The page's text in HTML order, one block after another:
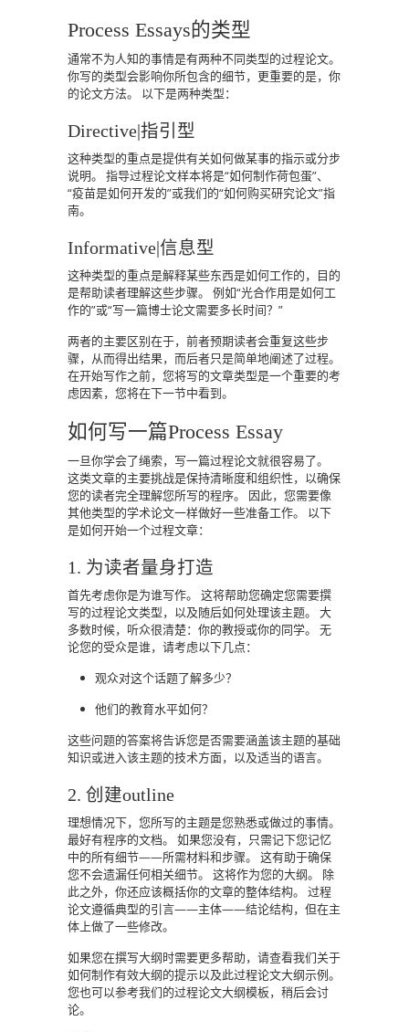
Process Essays的类型
通常不为人知的事情是有两种不同类型的过程论文。
你写的类型会影响你所包含的细节，更重要的是，你
的论文方法。
以下是两种类型：
Directive|指引型
这种类型的重点是提供有关如何做某事的指示或分步
说明。
指导过程论文样本将是“如何制作荷包蛋”、
“疫苗是如何开发的”或我们的“如何购买研究论文”指
南。
Informative|信息型
这种类型的重点是解释某些东西是如何工作的，目的
是帮助读者理解这些步骤。
例如“光合作用是如何工
作的”或“写一篇博士论文需要多长时间？”
两者的主要区别在于，前者预期读者会重复这些步
骤，从而得出结果，而后者只是简单地阐述了过程。
在开始写作之前，您将写的文章类型是一个重要的考
虑因素，您将在下一节中看到。
如何写一篇Process Essay
一旦你学会了绳索，写一篇过程论文就很容易了。
这类文章的主要挑战是保持清晰度和组织性，以确保
您的读者完全理解您所写的程序。
因此，您需要像
其他类型的学术论文一样做好一些准备工作。
以下
是如何开始一个过程文章：
1. 为读者量身打造
首先考虑你是为谁写作。
这将帮助您确定您需要撰
写的过程论文类型，以及随后如何处理该主题。
大
多数时候，听众很清楚：你的教授或你的同学。
无
论您的受众是谁，请考虑以下几点：
观众对这个话题了解多少？
他们的教育水平如何？
这些问题的答案将告诉您是否需要涵盖该主题的基础
知识或进入该主题的技术方面，以及适当的语言。
2. 创建outline
理想情况下，您所写的主题是您熟悉或做过的事情。
最好有程序的文档。
如果您没有，只需记下您记忆
中的所有细节——所需材料和步骤。
这有助于确保
您不会遗漏任何相关细节。
这将作为您的大纲。
除
此之外，你还应该概括你的文章的整体结构。
过程
论文遵循典型的引言——主体——结论结构，但在主
体上做了一些修改。
如果您在撰写大纲时需要更多帮助，请查看我们关于
如何制作有效大纲的提示以及此过程论文大纲示例。
您也可以参考我们的过程论文大纲模板，稍后会讨
论。